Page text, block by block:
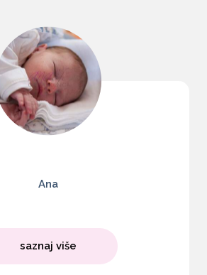
Ana
saznaj više